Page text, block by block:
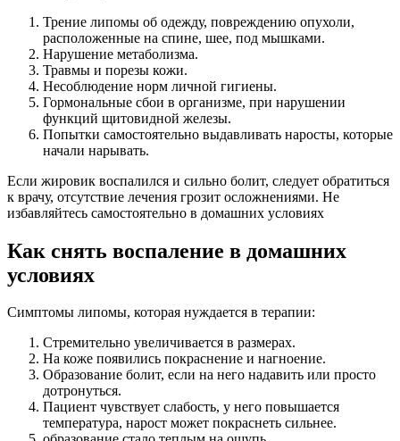
Трение липомы об одежду, повреждению опухоли,
расположенные на спине, шее, под мышками.
Нарушение метаболизма.
Травмы и порезы кожи.
Несоблюдение норм личной гигиены.
Гормональные сбои в организме, при нарушении
функций щитовидной железы.
Попытки самостоятельно выдавливать наросты, которые
начали нарывать.
Если жировик воспалился и сильно болит, следует обратиться
к врачу, отсутствие лечения грозит осложнениями. Не
избавляйтесь самостоятельно в домашних условиях
Как снять воспаление в домашних
условиях
Симптомы липомы, которая нуждается в терапии:
Стремительно увеличивается в размерах.
На коже появились покраснение и нагноение.
Образование болит, если на него надавить или просто
дотронуться.
Пациент чувствует слабость, у него повышается
температура, нарост может покраснеть сильнее.